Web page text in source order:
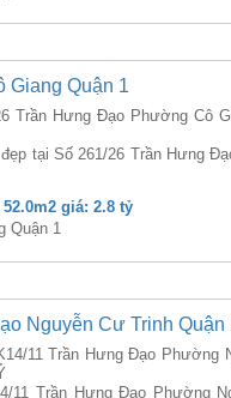
Giang Quận 1
Trần Hưng Đạo Phường Cô
tại Số 261/26 Trần Hưng
giá: 2.8 tỷ
Quận 1
Nguyễn Cư Trinh Quận
11 Trần Hưng Đạo Phường
11 Trần Hưng Đạo Phường